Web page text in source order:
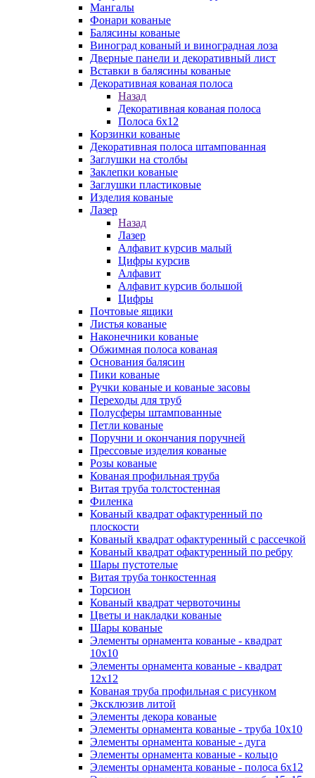
Мангалы
Фонари кованые
Балясины кованые
Виноград кованый и виноградная лоза
Дверные панели и декоративный лист
Вставки в балясины кованые
Декоративная кованая полоса
Назад
Декоративная кованая полоса
Полоса 6х12
Корзинки кованые
Декоративная полоса штампованная
Заглушки на столбы
Заклепки кованые
Заглушки пластиковые
Изделия кованые
Лазер
Назад
Лазер
Алфавит курсив малый
Цифры курсив
Алфавит
Алфавит курсив большой
Цифры
Почтовые ящики
Листья кованые
Наконечники кованые
Обжимная полоса кованая
Основания балясин
Пики кованые
Ручки кованые и кованые засовы
Переходы для труб
Полусферы штампованные
Петли кованые
Поручни и окончания поручней
Прессовые изделия кованые
Розы кованые
Кованая профильная труба
Витая труба толстостенная
Филенка
Кованый квадрат офактуренный по
плоскости
Кованый квадрат офактуренный с рассечкой
Кованый квадрат офактуренный по ребру
Шары пустотелые
Витая труба тонкостенная
Торсион
Кованый квадрат червоточины
Цветы и накладки кованые
Шары кованые
Элементы орнамента кованые - квадрат
10х10
Элементы орнамента кованые - квадрат
12х12
Кованая труба профильная с рисунком
Эксклюзив литой
Элементы декора кованые
Элементы орнамента кованые - труба 10х10
Элементы орнамента кованые - дуга
Элементы орнамента кованые - кольцо
Элементы орнамента кованые - полоса 6х12